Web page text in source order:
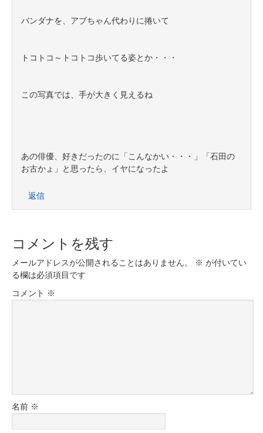
バンダナを、アブちゃん代わりに捲いて
トコトコ～トコトコ歩いてる姿とか・・・
この写真では、手が大きく見えるね
あの俳優、好きだったのに「こんなかい・・・」「石田の
お古かょ」と思ったら、イヤになったよ
返信
コメントを残す
メールアドレスが公開されることはありません。 ※ が付いてい
る欄は必須項目です
コメント ※
名前 ※